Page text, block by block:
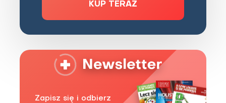
KUP TERAZ
Zapisz się i odbierz